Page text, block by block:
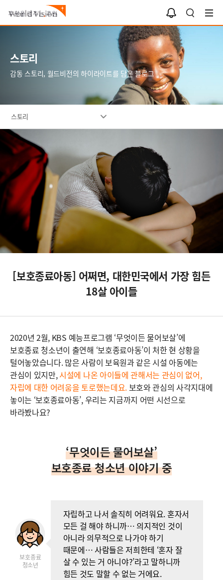
검
색
알
림
함
스토리
감동 스토리, 월드비전의 하이라이트를 담은 블로그
스토리
지
설
명
[보호종료아동] 어쩌면, 대한민국에서 가장 힘든
18살 아이들
2020년 2월, KBS 예능프로그램 ‘무엇이든 물어보살’에
보호종료 청소년이 출연해 ‘보호종료아동’이 처한 현 상황을
털어놓았습니다. 많은 사람이 보육원과 같은 시설 아동에는
관심이 있지만,시설에 나온 아이들에 관해서는 관심이 없어,
자립에 대한 어려움을 토로했는데요.보호와 관심의 사각지대에
놓이는 ‘보호종료아동’, 우리는 지금까지 어떤 시선으로
바라봤나요?
‘무엇이든 물어보살’
보호종료 청소년 이야기 중
보호종료
청소년
자립하고 나서 솔직히 어려워요. 혼자서
모든 걸 해야 하니까… 의지적인 것이
아니라 의무적으로 나가야 하기
때문에… 사람들은 저희한테 ‘혼자 잘
살 수 있는 거 아니야?’라고 말하니까
힘든 것도 말할 수 없는 거에요.